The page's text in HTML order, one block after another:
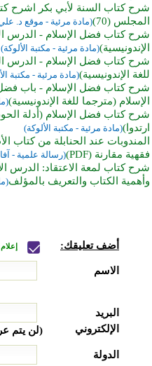
شرح كتاب السنة لأبي بكر اشرح
المجلس (70)
(مادة مرئية - موقع د.
شرح كتاب فضل الإسلام - الدرس
الإندونيسية)(مادة مرئية - مكتبة الألوكة)
شرح كتاب فضل الإسلام - الدرس
للغة الإندونيسية)(مادة مرئية - مكتبة
شرح كتاب فضل الإسلام - باب
الإسلام (مترجما للغة الإندونيسية)
شرح كتاب فضل الإسلام (أدلة
ارتدوا)(مادة مرئية - مكتبة الألوكة)
المندوبات عند الحنابلة من كتاب
فقهية مقارنة (PDF)
(رسالة علمية -
شرح كتاب لمعة الاعتقاد: الدرس
وأهمية الكتاب والتعريف بالمؤلف
أضف تعليقك:
الاسم
البريد
الإلكتروني
(لن يتم
الدولة